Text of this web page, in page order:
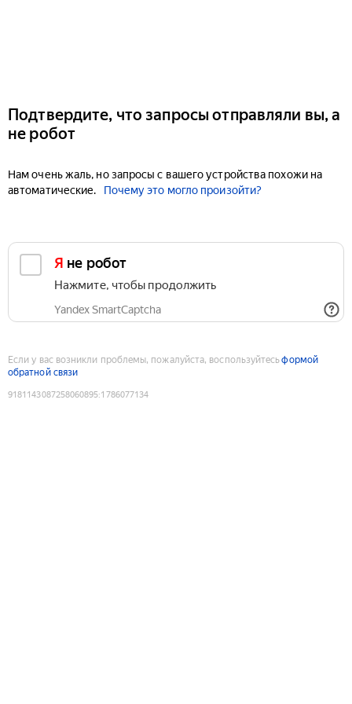
Подтвердите, что запросы отправляли вы, а
не робот
Нам очень жаль, но запросы с вашего устройства похожи на
автоматические.
Почему это могло произойти?
Я не робот
Нажмите, чтобы продолжить
Yandex SmartCaptcha
Если у вас возникли проблемы, пожалуйста, воспользуйтесьформой
обратной связи
9181143087258060895:1786077134